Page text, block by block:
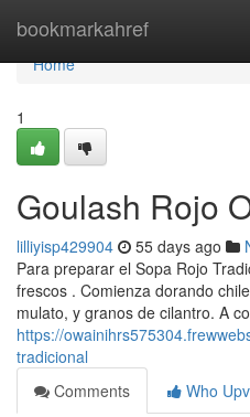
bookmarkahref
Home
Home
1
Goulash Rojo
lilliyisp429904 55 days ago
Para preparar el Sopa Rojo
frescos . Comienza dorando
mulato, y granos de cilantro. A
https://
tradicional
Comments
Who